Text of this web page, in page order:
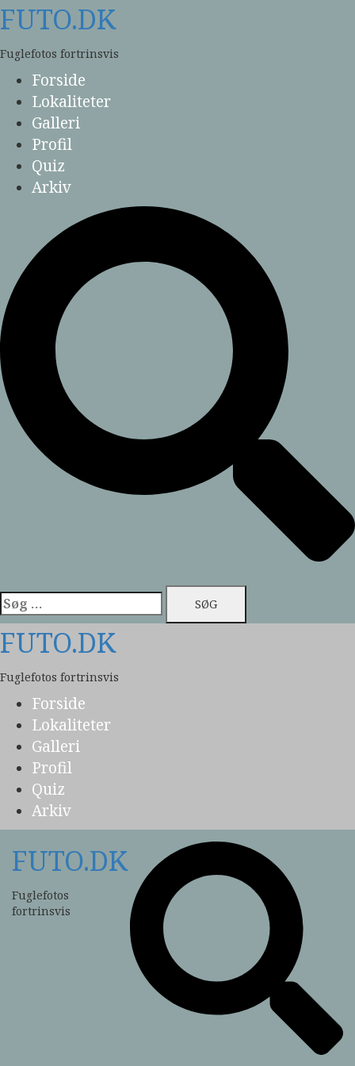
Skip
to
content
FUTO.DK
Fuglefotos fortrinsvis
Forside
Lokaliteter
Galleri
Profil
Quiz
Arkiv
Søg
efter:
FUTO.DK
Fuglefotos fortrinsvis
Forside
Lokaliteter
Galleri
Profil
Quiz
Arkiv
FUTO.DK
Fuglefotos
fortrinsvis